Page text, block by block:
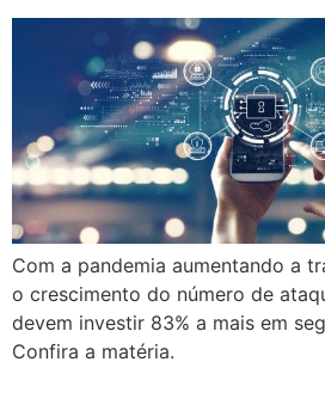
Com a pandemia aumentando a
o crescimento do número de
devem investir 83% a mais em
Confira a matéria.